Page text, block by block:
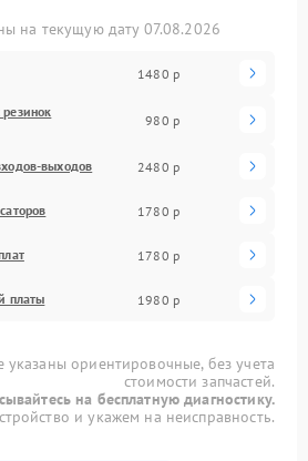
на текущую дату 07.08.2026
1480 р
980 р
выходов 2480 р
1780 р
1780 р
платы 1980 р
указаны ориентировочные, без учета
стоимости запчастей.
на бесплатную диагностику.
и укажем на неисправность.